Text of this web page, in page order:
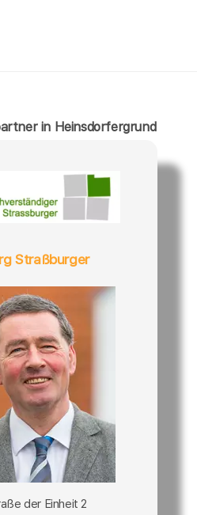
in Heinsdorfergrund
Straßburger
der Einheit 2